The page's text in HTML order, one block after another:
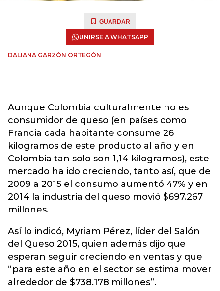
GUARDAR
UNIRSE A WHATSAPP
DALIANA GARZÓN ORTEGÓN
Aunque Colombia culturalmente no es
consumidor de queso (en países como
Francia cada habitante consume 26
kilogramos de este producto al año y en
Colombia tan solo son 1,14 kilogramos), este
mercado ha ido creciendo, tanto así, que de
2009 a 2015 el consumo aumentó 47% y en
2014 la industria del queso movió $697.267
millones.
Así lo indicó, Myriam Pérez, líder del Salón
del Queso 2015, quien además dijo que
esperan seguir creciendo en ventas y que
“para este año en el sector se estima mover
alrededor de $738.178 millones”.